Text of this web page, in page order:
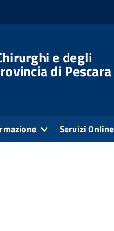
e degli
di Pescara
Servizi Online